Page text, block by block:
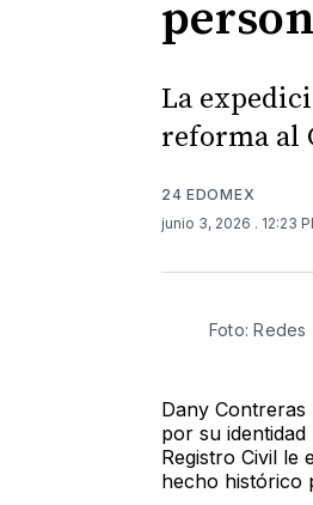
La
reforma al
24 EDOMEX
junio 3, 2026 . 12:23
Foto: Redes
Dany
por su
Registro Civil le
hecho histórico